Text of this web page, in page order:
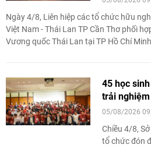
Ngày 4/8, Liên hiệp các tổ chức hữu
Việt Nam - Thái Lan TP Cần Thơ phối
Vương quốc Thái Lan tại TP Hồ Chí
Lan cho biết các hoạt động trao đổi về
thực, nghệ thuật và giao lưu thanh niên
Thái Lan - Việt Nam ngày càng gắn bó,
45 học
trải
05/08/2026
Chiều 4/8,
tổ chức đón